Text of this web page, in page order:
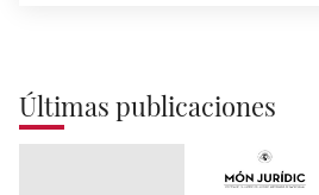
Últimas publicaciones